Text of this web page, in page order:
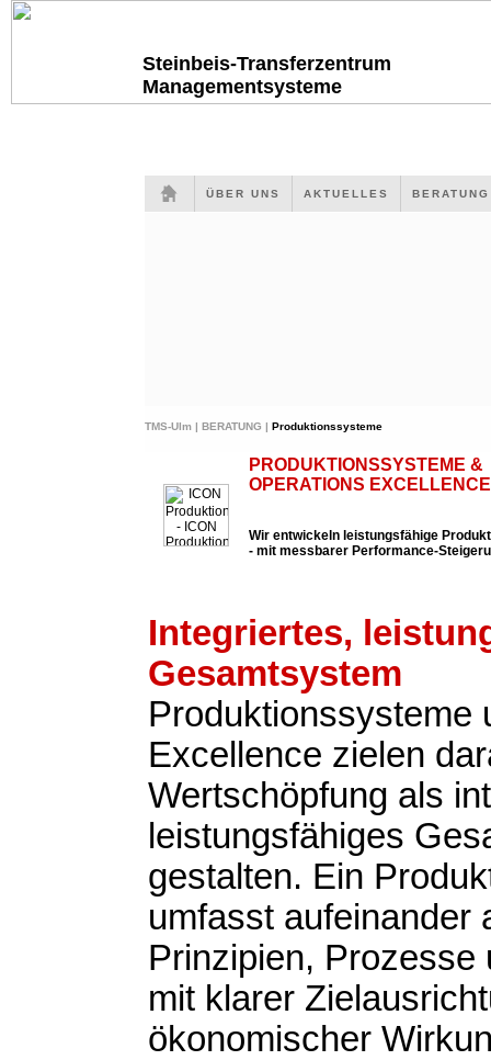
Steinbeis-Transferzentrum
Managementsysteme
ÜBER UNS AKTUELLES
TMS-Ulm | BERATUNG | Produktionssysteme
PRODUKTIONSSYSTEME &
OPERATIONS EXCELLENCE
Wir entwickeln leistungsfähige
- mit messbarer Performance-
Integriertes,
Gesamtsystem
Produktionssysteme
Excellence zielen
Wertschöpfung als
leistungsfähiges
gestalten. Ein
umfasst aufeinander
Prinzipien, Prozesse
mit klarer
ökonomischer